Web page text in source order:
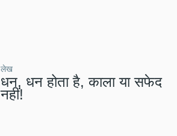
लेख
धन, धन होता है, काला या सफेद
नहीं!